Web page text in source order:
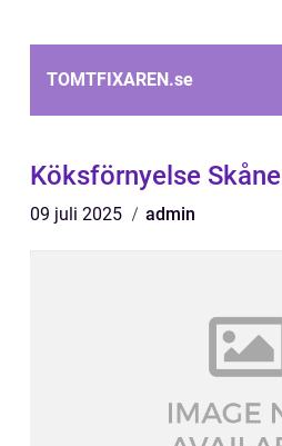
TOMTFIXAREN.se
Köksförnyelse Skåne
09 juli 2025 admin